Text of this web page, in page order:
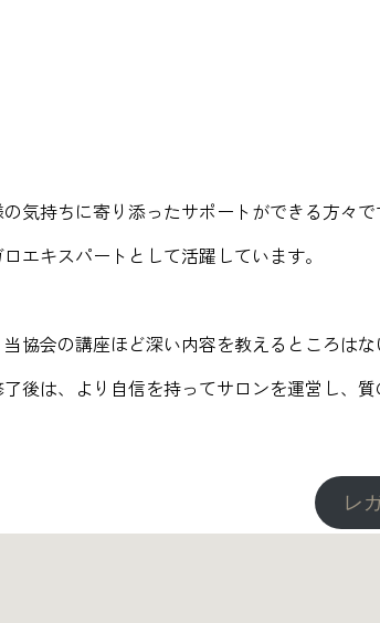
気持ちに寄り添ったサポートができる方々で
エキスパートとして活躍しています。
会の講座ほど深い内容を教えるところはな
後は、より自信を持ってサロンを運営し、
レ